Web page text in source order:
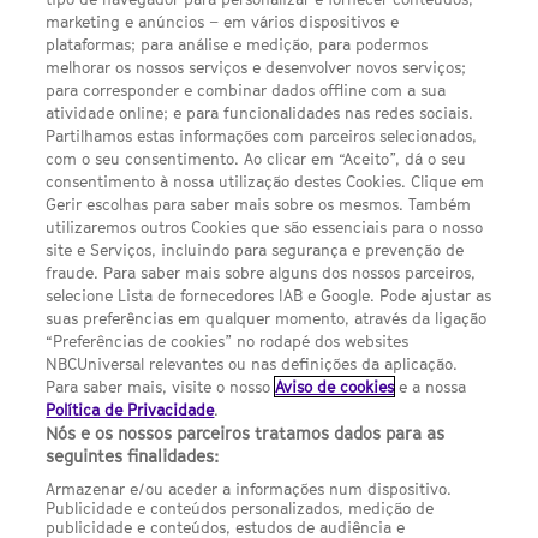
LINKS ÚTEIS
Escolhas de Anúncios
Política de privacidade
Termos E Condições
FILMES
UMA DIVISÃO DA NBCUNIVERSAL
Contact us by email: contact.SYFYPortugal@ncbuni.com
NBC Universal Global Networks España S.L.U. is wholly owned
by Universal Studios International BV
NBC Universal Global Networks, S.L.U. Paseo de la Castellana,
95. Planta 10 Edificio Torre Europa 28046 Madrid B-82227893
marketing e anúncios – em vários dispositivos e
plataformas; para análise e medição, para podermos
melhorar os nossos serviços e desenvolver novos serviços;
para corresponder e combinar dados offline com a sua
atividade online; e para funcionalidades nas redes sociais.
Partilhamos estas informações com parceiros selecionados,
com o seu consentimento. Ao clicar em “Aceito”, dá o seu
consentimento à nossa utilização destes Cookies. Clique em
Gerir escolhas para saber mais sobre os mesmos. Também
utilizaremos outros Cookies que são essenciais para o nosso
site e Serviços, incluindo para segurança e prevenção de
fraude. Para saber mais sobre alguns dos nossos parceiros,
selecione Lista de fornecedores IAB e Google. Pode ajustar as
suas preferências em qualquer momento, através da ligação
“Preferências de cookies” no rodapé dos websites
NBCUniversal relevantes ou nas definições da aplicação.
Para saber mais, visite o nossoAviso de cookies e a nossa
Política de Privacidade.
Nós e os nossos parceiros tratamos dados para as
seguintes finalidades:
Armazenar e/ou aceder a informações num dispositivo.
Publicidade e conteúdos personalizados, medição de
publicidade e conteúdos, estudos de audiência e